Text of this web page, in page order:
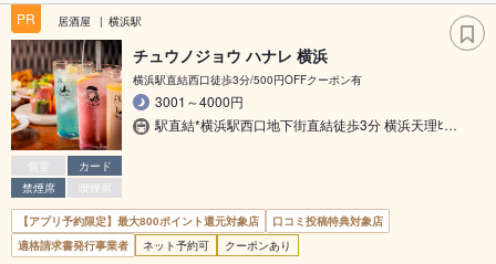
PR
居酒屋 横浜駅
個室
カード
禁煙席
喫煙席
チュウノジョウ ハナレ 横浜
横浜駅直結西口徒歩3分/500円OFFクーポン有
3001～4000円
駅直結*横浜駅西口地下街直結徒歩3分 横浜天理ﾋ…
【アプリ予約限定】最大800ポイント還元対象店
口コミ投稿特典対象店
適格請求書発行事業者
ネット予約可 クーポンあり